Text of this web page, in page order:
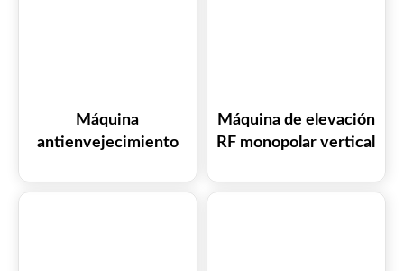
Máquina
antienvejecimiento
Máquina de elevación
RF monopolar vertical